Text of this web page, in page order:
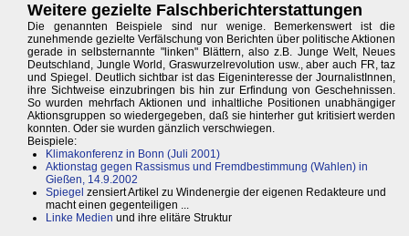
Weitere gezielte Falschberichterstattungen
Die genannten Beispiele sind nur wenige. Bemerkenswert ist die
zunehmende gezielte Verfälschung von Berichten über politische Aktionen
gerade in selbsternannte "linken" Blättern, also z.B. Junge Welt, Neues
Deutschland, Jungle World, Graswurzelrevolution usw., aber auch FR, taz
und Spiegel. Deutlich sichtbar ist das Eigeninteresse der JournalistInnen,
ihre Sichtweise einzubringen bis hin zur Erfindung von Geschehnissen.
So wurden mehrfach Aktionen und inhaltliche Positionen unabhängiger
Aktionsgruppen so wiedergegeben, daß sie hinterher gut kritisiert werden
konnten. Oder sie wurden gänzlich verschwiegen.
Beispiele:
Klimakonferenz in Bonn (Juli 2001)
Aktionstag gegen Rassismus und Fremdbestimmung (Wahlen) in
Gießen, 14.9.2002
Spiegel zensiert Artikel zu Windenergie der eigenen Redakteure und
macht einen gegenteiligen ...
Linke Medien und ihre elitäre Struktur